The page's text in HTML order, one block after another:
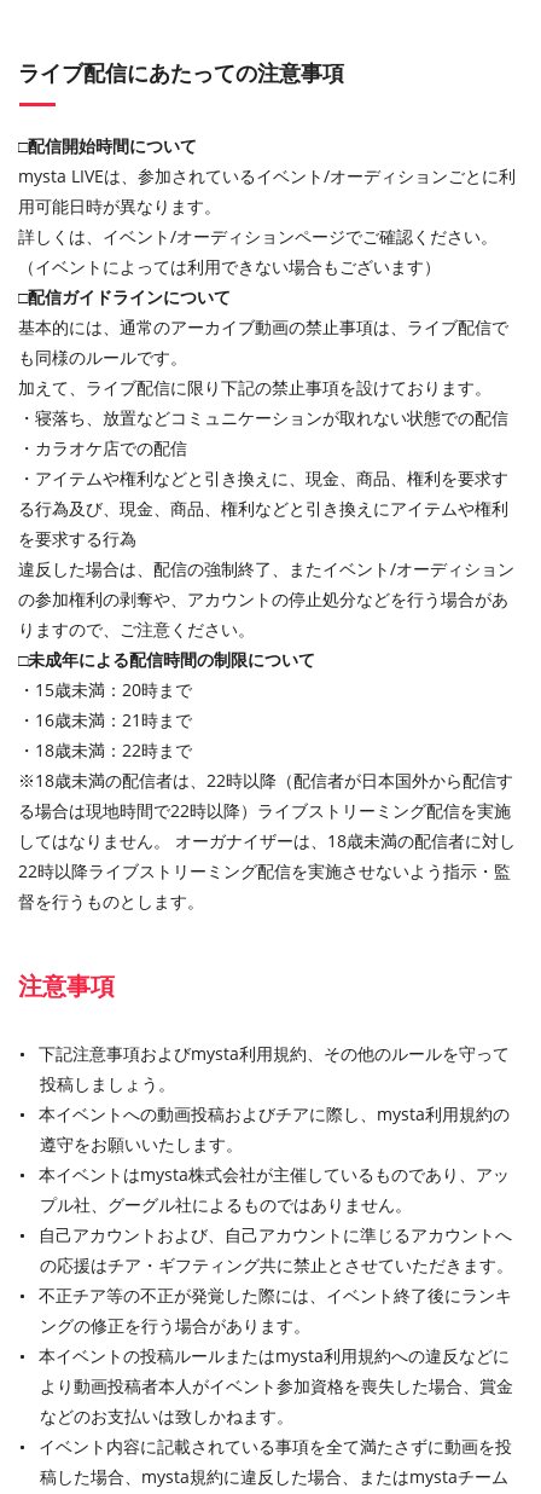
ライブ配信にあたっての注意事項
□配信開始時間について
mysta LIVEは、参加されているイベント/オーディションごとに利
用可能日時が異なります。
詳しくは、イベント/オーディションページでご確認ください。
（イベントによっては利用できない場合もございます）
□配信ガイドラインについて
基本的には、通常のアーカイブ動画の禁止事項は、ライブ配信で
も同様のルールです。
加えて、ライブ配信に限り下記の禁止事項を設けております。
・寝落ち、放置などコミュニケーションが取れない状態での配信
・カラオケ店での配信
・アイテムや権利などと引き換えに、現金、商品、権利を要求す
る行為及び、現金、商品、権利などと引き換えにアイテムや権利
を要求する行為
違反した場合は、配信の強制終了、またイベント/オーディション
の参加権利の剥奪や、アカウントの停止処分などを行う場合があ
りますので、ご注意ください。
□未成年による配信時間の制限について
・15歳未満：20時まで
・16歳未満：21時まで
・18歳未満：22時まで
※18歳未満の配信者は、22時以降（配信者が日本国外から配信す
る場合は現地時間で22時以降）ライブストリーミング配信を実施
してはなりません。 オーガナイザーは、18歳未満の配信者に対し
22時以降ライブストリーミング配信を実施させないよう指示・監
督を行うものとします。
注意事項
下記注意事項およびmysta利用規約、その他のルールを守って
投稿しましょう。
本イベントへの動画投稿およびチアに際し、mysta利用規約の
遵守をお願いいたします。
本イベントはmysta株式会社が主催しているものであり、アッ
プル社、グーグル社によるものではありません。
自己アカウントおよび、自己アカウントに準じるアカウントへ
の応援はチア・ギフティング共に禁止とさせていただきます。
不正チア等の不正が発覚した際には、イベント終了後にランキ
ングの修正を行う場合があります。
本イベントの投稿ルールまたはmysta利用規約への違反などに
より動画投稿者本人がイベント参加資格を喪失した場合、賞金
などのお支払いは致しかねます。
イベント内容に記載されている事項を全て満たさずに動画を投
稿した場合、mysta規約に違反した場合、またはmystaチーム